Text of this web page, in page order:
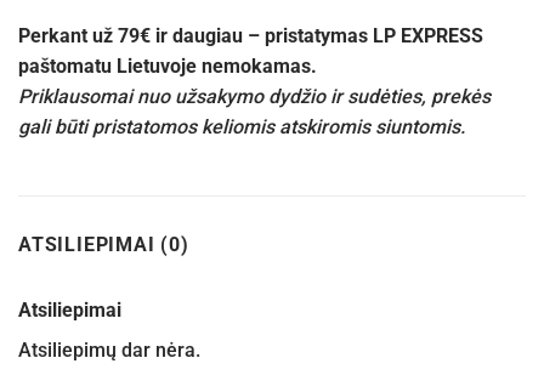
Perkant už 79€ ir daugiau – pristatymas LP EXPRESS
paštomatu Lietuvoje nemokamas.
Priklausomai nuo užsakymo dydžio ir sudėties, prekės
gali būti pristatomos keliomis atskiromis siuntomis.
ATSILIEPIMAI (0)
Atsiliepimai
Atsiliepimų dar nėra.